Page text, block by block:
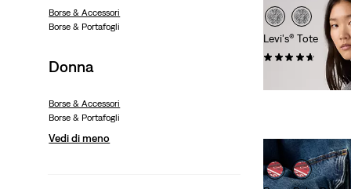
Borse & Accessori
Borse & Portafogli
Donna
Borse & Accessori
Borse & Portafogli
Vedi di meno
Levi's® Tote
(0)